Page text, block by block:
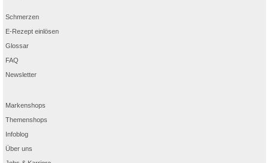
Schmerzen
E-Rezept einlösen
Glossar
FAQ
Newsletter
Markenshops
Themenshops
Infoblog
Über uns